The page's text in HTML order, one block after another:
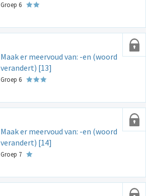
Groep 6
Maak er meervoud van: -en (woord
verandert) [13]
Groep 6
Maak er meervoud van: -en (woord
verandert) [14]
Groep 7